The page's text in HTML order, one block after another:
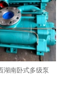
湖南卧式多级泵